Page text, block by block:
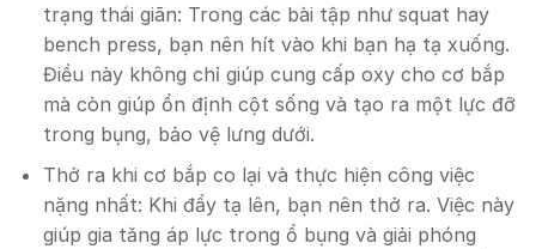
trạng thái giãn: Trong các bài tập như squat hay
bench press, bạn nên hít vào khi bạn hạ tạ xuống.
Điều này không chỉ giúp cung cấp oxy cho cơ bắp
mà còn giúp ổn định cột sống và tạo ra một lực đỡ
trong bụng, bảo vệ lưng dưới.
Thở ra khi cơ bắp co lại và thực hiện công việc
nặng nhất: Khi đẩy tạ lên, bạn nên thở ra. Việc này
giúp gia tăng áp lực trong ổ bụng và giải phóng